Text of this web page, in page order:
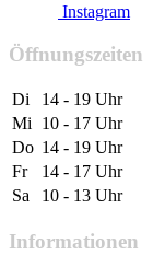
Instagram
Öffnungszeiten
Di
14 - 19 Uhr
Mi
10 - 17 Uhr
Do 14 - 19 Uhr
Fr
14 - 17 Uhr
Sa
10 - 13 Uhr
Informationen